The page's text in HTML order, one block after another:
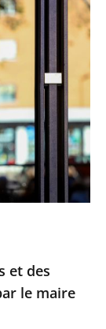
et des
le maire